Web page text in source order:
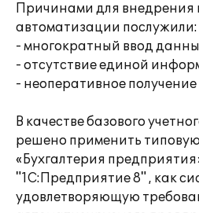
Причинами для внедрения
автоматизации послужили:
- многократный ввод
- отсутствие единой
- неоперативное
В качестве базового
решено применить
«Бухгалтерия
"1С:Предприятие 8" , как
удовлетворяющую